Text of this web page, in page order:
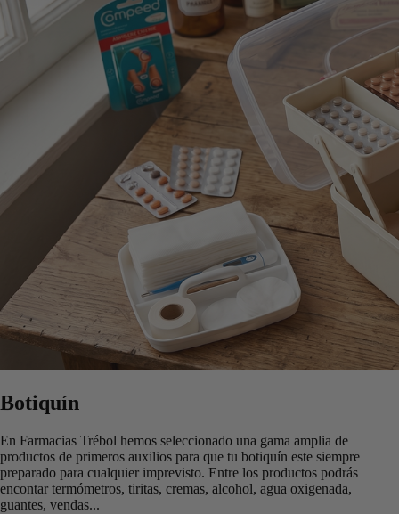
Botiquín
En Farmacias Trébol hemos seleccionado una gama amplia de
productos de primeros auxilios para que tu botiquín este siempre
preparado para cualquier imprevisto. Entre los productos podrás
encontar termómetros, tiritas, cremas, alcohol, agua oxigenada,
guantes, vendas...